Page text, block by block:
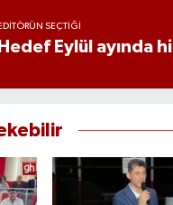
EDITÖRÜN SEÇTIĞI
Hedef Eylül ayında